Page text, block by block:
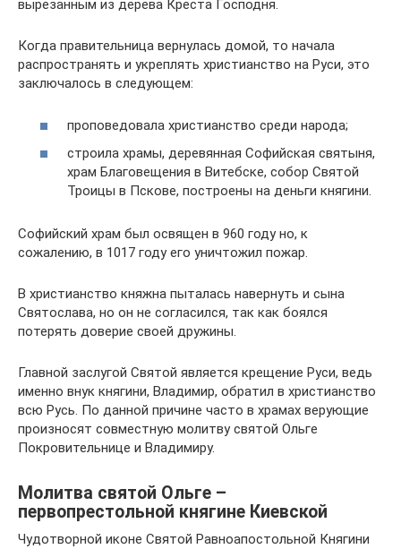
вырезанным из дерева Креста Господня.
Когда правительница вернулась домой, то начала
распространять и укреплять христианство на Руси, это
заключалось в следующем:
проповедовала христианство среди народа;
строила храмы, деревянная Софийская святыня,
храм Благовещения в Витебске, собор Святой
Троицы в Пскове, построены на деньги княгини.
Софийский храм был освящен в 960 году но, к
сожалению, в 1017 году его уничтожил пожар.
В христианство княжна пыталась навернуть и сына
Святослава, но он не согласился, так как боялся
потерять доверие своей дружины.
Главной заслугой Святой является крещение Руси, ведь
именно внук княгини, Владимир, обратил в христианство
всю Русь. По данной причине часто в храмах верующие
произносят совместную молитву святой Ольге
Покровительнице и Владимиру.
Молитва святой Ольге –
первопрестольной княгине Киевской
Чудотворной иконе Святой Равноапостольной Княгини